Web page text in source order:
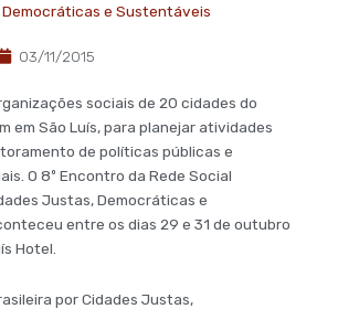
e Sustentáveis
03/11/2015
sociais de 20 cidades do
em São Luís, para planejar atividades
de políticas públicas e
O 8º Encontro da Rede Social
Justas, Democráticas e
entre os dias 29 e 31 de outubro
Hotel.
por Cidades Justas,